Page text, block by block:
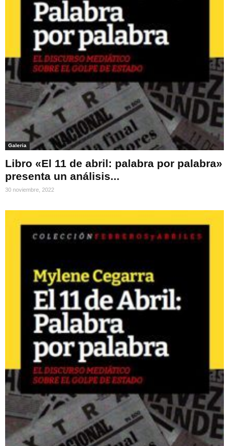
Galeria
Libro «El 11 de abril: palabra por palabra»
presenta un análisis...
30 noviembre, 2022